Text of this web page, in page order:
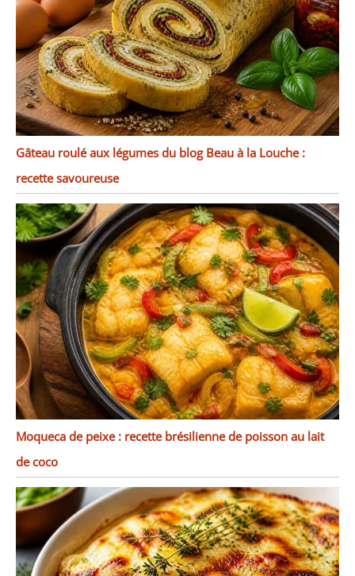
Gâteau roulé aux légumes du blog Beau à la Louche :
recette savoureuse
Moqueca de peixe : recette brésilienne de poisson au lait
de coco